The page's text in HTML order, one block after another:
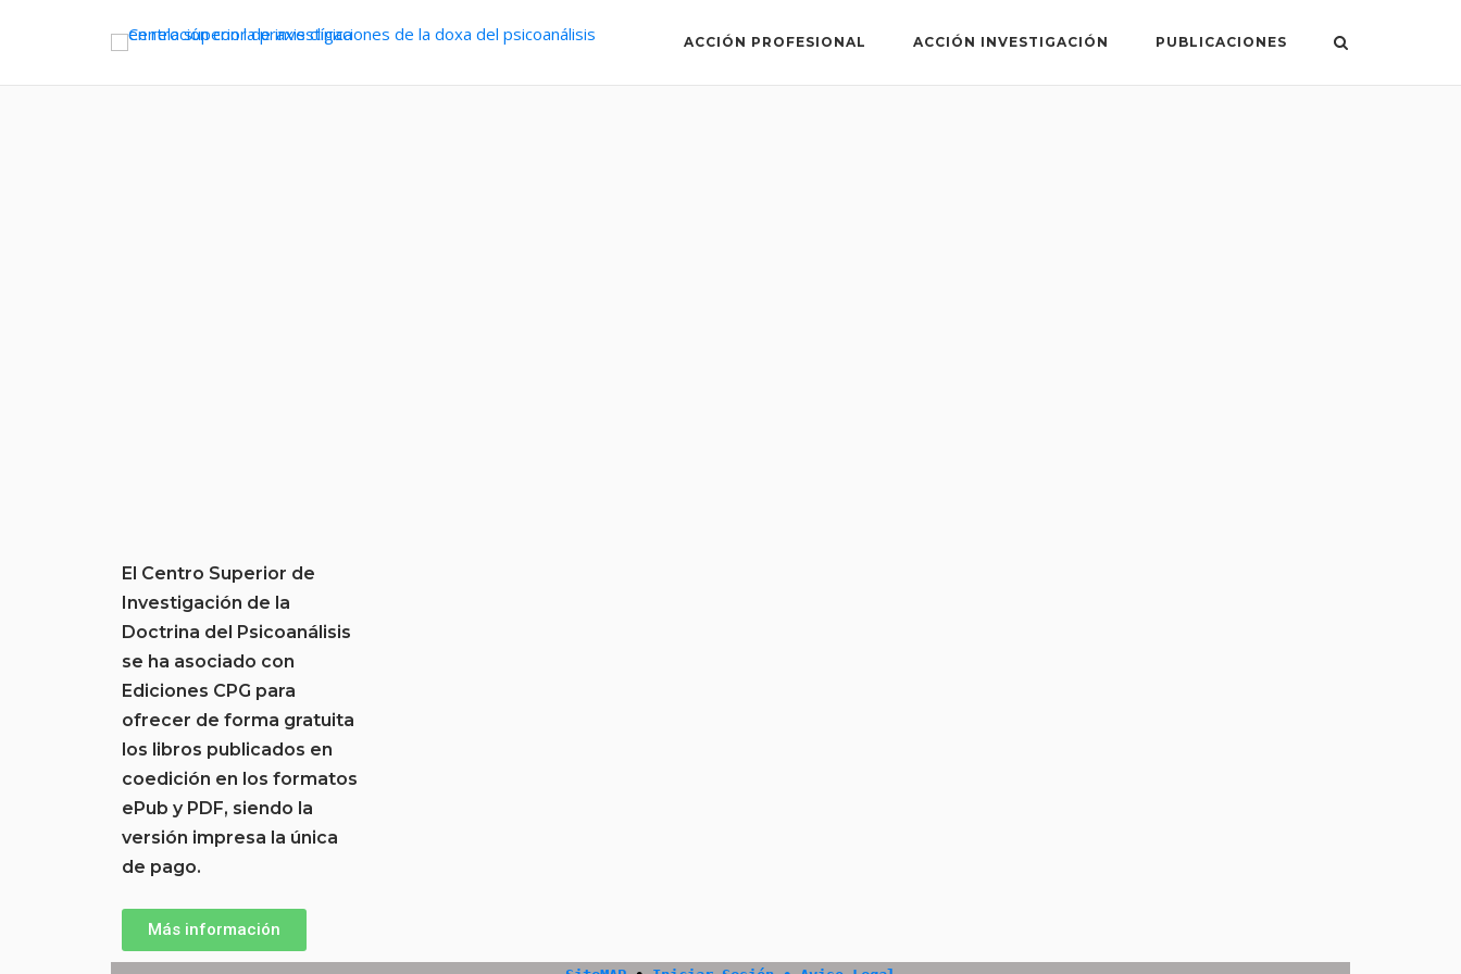
ACCIÓN PROFESIONAL ACCIÓN INVESTIGACIÓN PUBLICACIONES
El Centro Superior de
Investigación de la
Doctrina del Psicoanálisis
se ha asociado con
Ediciones CPG para
ofrecer de forma gratuita
los libros publicados en
coedición en los formatos
ePub y PDF, siendo la
versión impresa la única
de pago.
Más información